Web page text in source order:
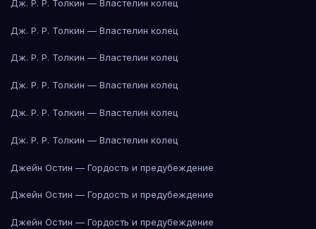
Дж. Р. Р. Толкин — Властелин колец
Дж. Р. Р. Толкин — Властелин колец
Дж. Р. Р. Толкин — Властелин колец
Дж. Р. Р. Толкин — Властелин колец
Дж. Р. Р. Толкин — Властелин колец
Дж. Р. Р. Толкин — Властелин колец
Джейн Остин — Гордость и предубеждение
Джейн Остин — Гордость и предубеждение
Джейн Остин — Гордость и предубеждение